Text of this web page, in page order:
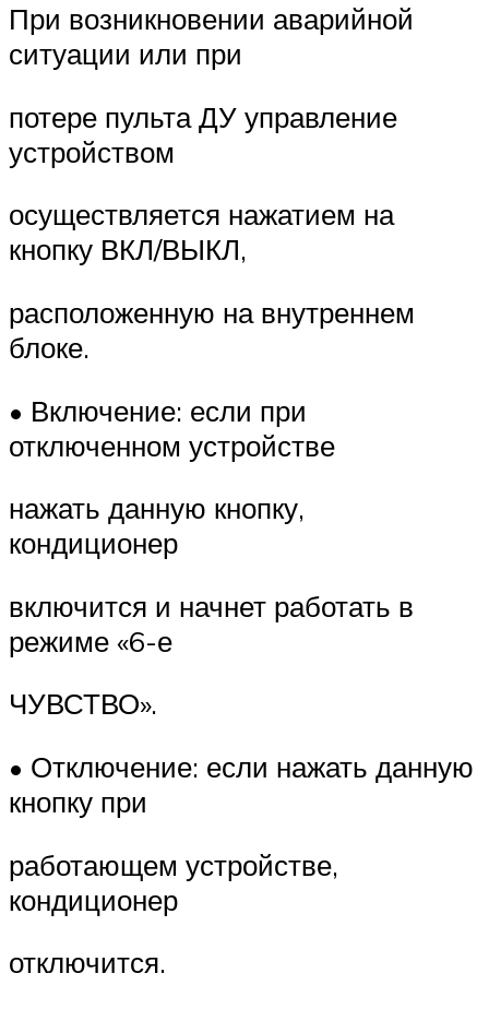
При возникновении аварийной
ситуации или при
потере пульта ДУ управление
устройством
осуществляется нажатием на
кнопку ВКЛ/ВЫКЛ,
расположенную на внутреннем
блоке.
• Включение: если при
отключенном устройстве
нажать данную кнопку,
кондиционер
включится и начнет работать в
режиме «6-е
ЧУВСТВО».
• Отключение: если нажать данную
кнопку при
работающем устройстве,
кондиционер
отключится.